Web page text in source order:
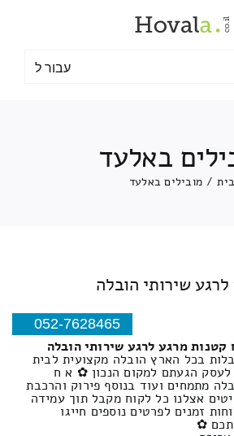
עבור ל
באלעד
בית / מובילים באלעד
שירותי הובלה
052-7628465
קטנות מרגע לרגע שירותי הובלה
בכל הארץ הובלה מקצועית לבית
לעסק הגעתם למקום הנכון ✿ א ח
מתמחים ועוד בנוסף פירוק והרכבת
אצלנו כל לקוח מקבל תוך עמידה
זמנים לפרטים נוספים חייגו
✿